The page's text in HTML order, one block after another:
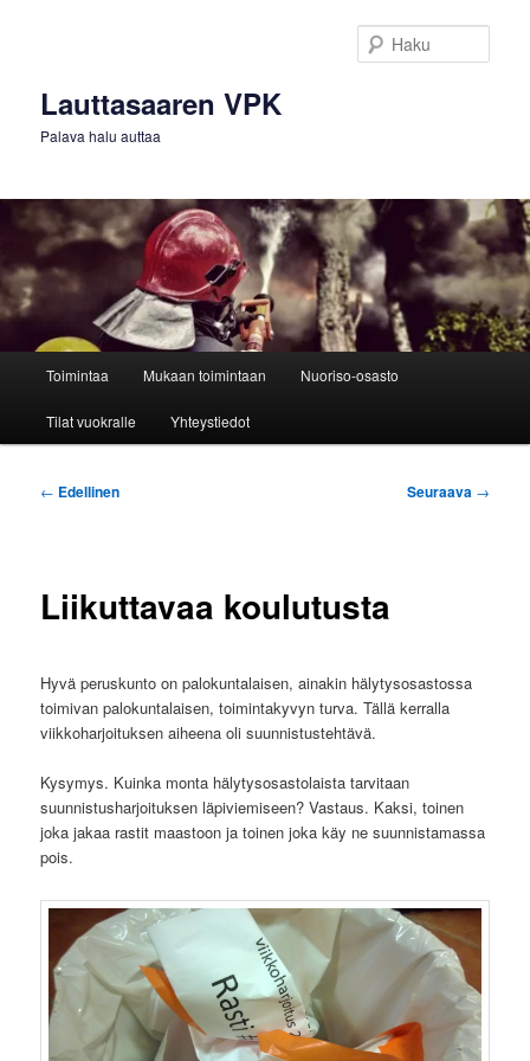
Lauttasaaren VPK
Palava halu auttaa
Toimintaa Mukaan toimintaan Nuoriso-osasto
Tilat vuokralle Yhteystiedot
Artikkelien
← Edellinen Seuraava →
Liikuttavaa koulutusta
Hyvä peruskunto on palokuntalaisen, ainakin hälytysosastossa
toimivan palokuntalaisen, toimintakyvyn turva. Tällä kerralla
viikkoharjoituksen aiheena oli suunnistustehtävä.
Kysymys. Kuinka monta hälytysosastolaista tarvitaan
suunnistusharjoituksen läpiviemiseen? Vastaus. Kaksi, toinen
joka jakaa rastit maastoon ja toinen joka käy ne suunnistamassa
pois.